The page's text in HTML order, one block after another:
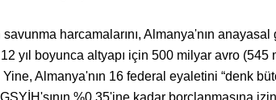
harcamalarını, Almanya'nın anayasal
yıl boyunca altyapı için 500 milyar avro (545
Almanya'nın 16 federal eyaletini “denk
%0,35'ine kadar borçlanmasına